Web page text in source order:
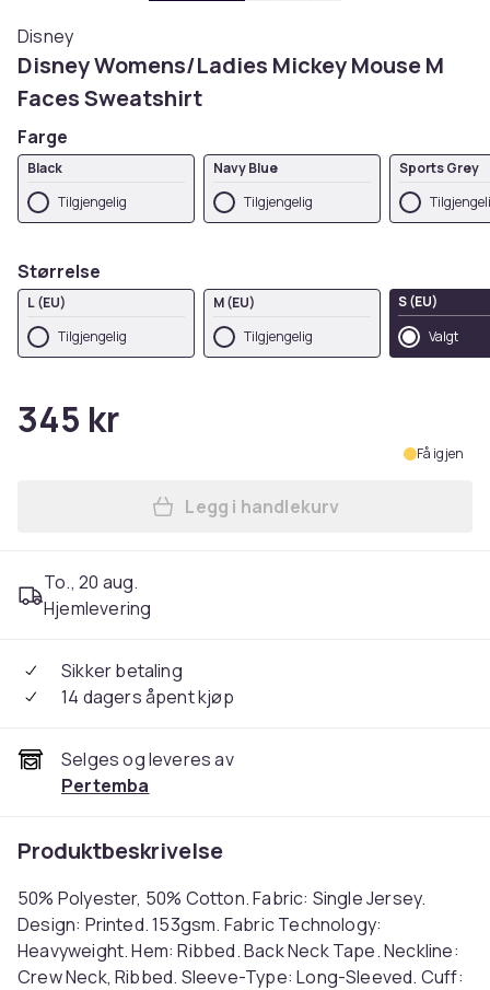
Disney
Disney Womens/Ladies Mickey Mouse M
Faces Sweatshirt
Farge
Black
Tilgjengelig
Navy Blue
Tilgjengelig
Sports Grey
Størrelse
L (EU)
Tilgjengelig
M (EU)
Tilgjengelig
S (EU)
Valgt
345 kr
Få igjen
Legg Disney Womens/
Legg i handlekurv
To., 20 aug.
Hjemlevering
Sikker betaling
14 dagers åpent kjøp
Selges og leveres av
Pertemba
Produktbeskrivelse
50% Polyester, 50% Cotton. Fabric: Single Jersey.
Design: Printed. 153gsm. Fabric Technology:
Heavyweight. Hem: Ribbed. Back Neck Tape. Neckline:
Crew Neck, Ribbed. Sleeve-Type: Long-Sleeved. Cuff: